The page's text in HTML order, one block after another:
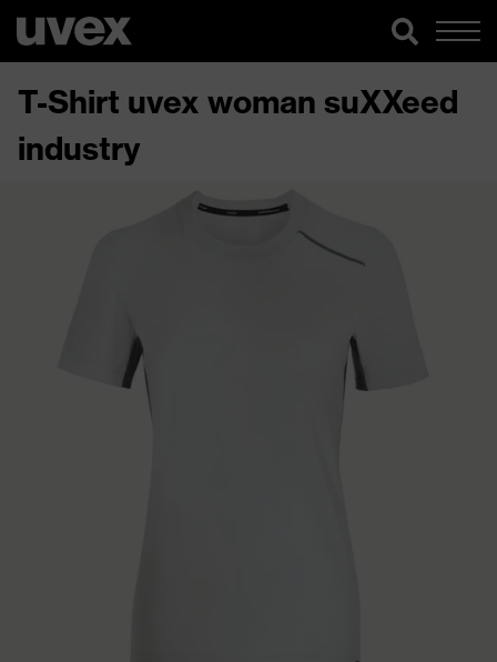
T-Shirt uvex woman suXXeed
industry